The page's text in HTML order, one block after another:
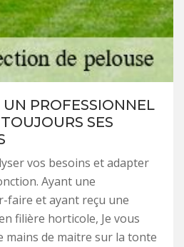
PROFESSIONNEL
SES
vos besoins et adapter
Ayant une
faire et ayant reçu une
filière horticole, Je vous
mains de maitre sur la tonte